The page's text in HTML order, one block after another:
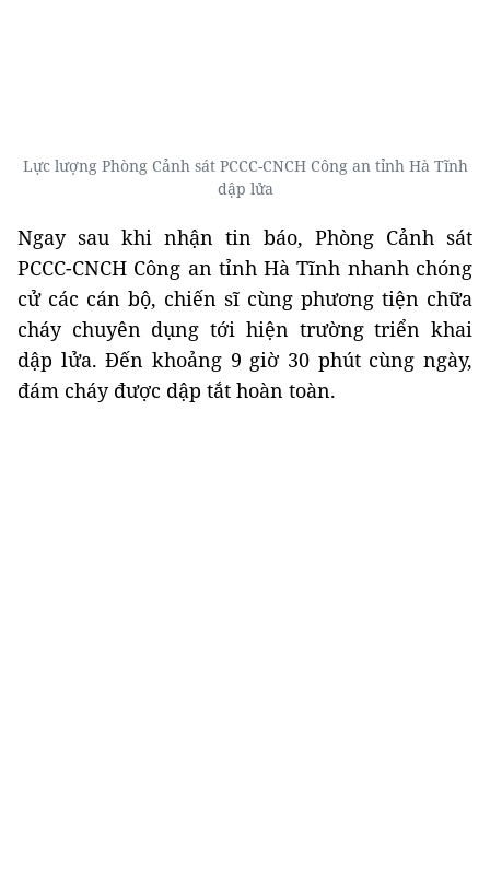
Lực lượng Phòng Cảnh sát PCCC-CNCH Công an tỉnh Hà Tĩnh
dập lửa
Ngay sau khi nhận tin báo, Phòng Cảnh sát
PCCC-CNCH Công an tỉnh Hà Tĩnh nhanh chóng
cử các cán bộ, chiến sĩ cùng phương tiện chữa
cháy chuyên dụng tới hiện trường triển khai
dập lửa. Đến khoảng 9 giờ 30 phút cùng ngày,
đám cháy được dập tắt hoàn toàn.